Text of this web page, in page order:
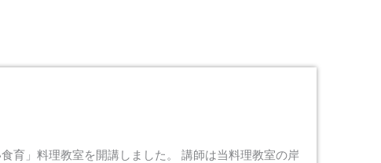
育」料理教室を開講しました。 講師は当料理教室の岸